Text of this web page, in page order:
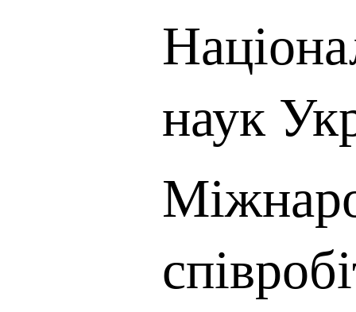
наук